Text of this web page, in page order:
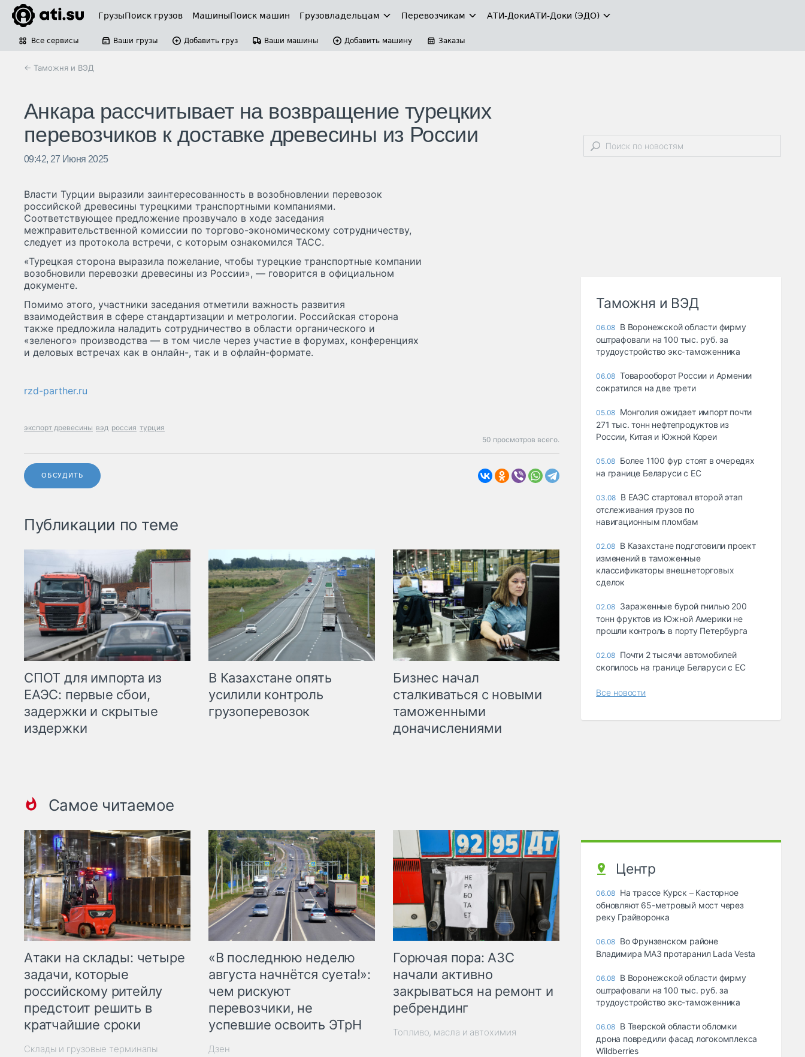
ГрузыПоиск грузов МашиныПоиск машин Грузовладельцам Перевозчикам АТИ-ДокиАТИ-Доки (ЭДО)
Все сервисы Ваши грузы Добавить груз Ваши машины Добавить машину Заказы
← Таможня и ВЭД
Анкара рассчитывает на возвращение турецких
перевозчиков к доставке древесины из России
09:42, 27 Июня 2025
Власти Турции выразили заинтересованность в возобновлении перевозок
российской древесины турецкими транспортными компаниями.
Соответствующее предложение прозвучало в ходе заседания
межправительственной комиссии по торгово-экономическому сотрудничеству,
следует из протокола встречи, с которым ознакомился ТАСС.
«Турецкая сторона выразила пожелание, чтобы турецкие транспортные компании
возобновили перевозки древесины из России», — говорится в официальном
документе.
Помимо этого, участники заседания отметили важность развития
взаимодействия в сфере стандартизации и метрологии. Российская сторона
также предложила наладить сотрудничество в области органического и
«зеленого» производства — в том числе через участие в форумах, конференциях
и деловых встречах как в онлайн-, так и в офлайн-формате.
rzd-parther.ru
экспорт древесины вэд россия турция
50 просмотров всего.
ОБСУДИТЬ
Публикации по теме
СПОТ для импорта из
ЕАЭС: первые сбои,
задержки и скрытые
издержки
В Казахстане опять
усилили контроль
грузоперевозок
Бизнес начал
сталкиваться с новыми
таможенными
доначислениями
Самое читаемое
Атаки на склады: четыре
задачи, которые
российскому ритейлу
предстоит решить в
кратчайшие сроки
Склады и грузовые терминалы
«В последнюю неделю
августа начнётся суета!»:
чем рискуют
перевозчики, не
успевшие освоить ЭТрН
Дзен
Горючая пора: АЗС
начали активно
закрываться на ремонт и
ребрендинг
Топливо, масла и автохимия
Таможня и ВЭД
06.08 В Воронежской области фирму
оштрафовали на 100 тыс. руб. за
трудоустройство экс-таможенника
06.08 Товарооборот России и Армении
сократился на две трети
05.08 Монголия ожидает импорт почти
271 тыс. тонн нефтепродуктов из
России, Китая и Южной Кореи
05.08 Более 1100 фур стоят в очередях
на границе Беларуси с ЕС
03.08 В ЕАЭС стартовал второй этап
отслеживания грузов по
навигационным пломбам
02.08 В Казахстане подготовили проект
изменений в таможенные
классификаторы внешнеторговых
сделок
02.08 Зараженные бурой гнилью 200
тонн фруктов из Южной Америки не
прошли контроль в порту Петербурга
02.08 Почти 2 тысячи автомобилей
скопилось на границе Беларуси с ЕС
Все новости
Центр
06.08 На трассе Курск – Касторное
обновляют 65-метровый мост через
реку Грайворонка
06.08 Во Фрунзенском районе
Владимира МАЗ протаранил Lada Vesta
06.08 В Воронежской области фирму
оштрафовали на 100 тыс. руб. за
трудоустройство экс-таможенника
06.08 В Тверской области обломки
дрона повредили фасад логокомплекса
Wildberries